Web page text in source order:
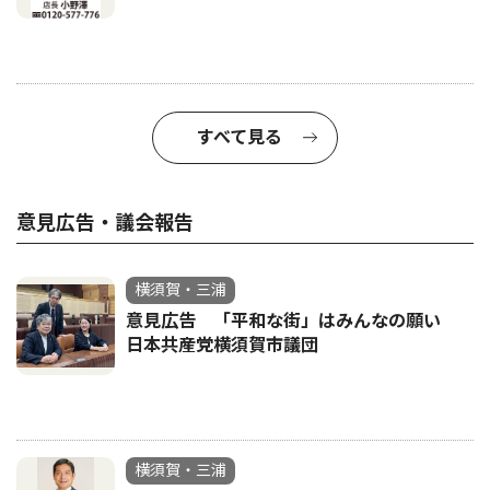
すべて見る
意見広告・議会報告
横須賀・三浦
意見広告 「平和な街」はみんなの願い
日本共産党横須賀市議団
横須賀・三浦